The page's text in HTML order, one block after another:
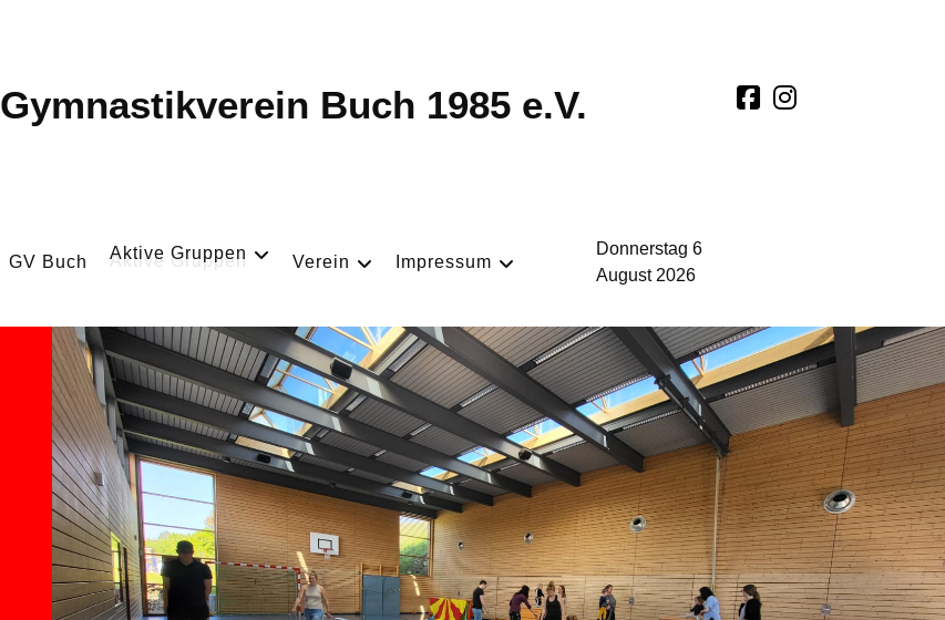
Gymnastikverein Buch 1985 e.V.
GV Buch Aktive Gruppen Verein Impressum
Donnerstag 6
August 2026